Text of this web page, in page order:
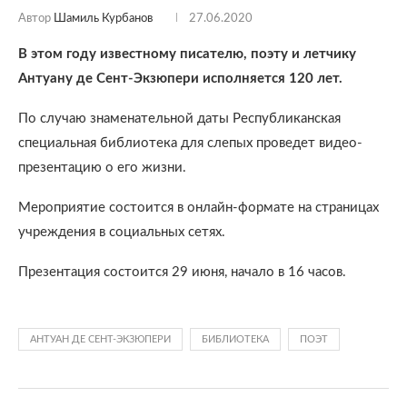
Автор Шамиль Курбанов 27.06.2020
В этом году известному писателю, поэту и летчику
Антуану де Сент-Экзюпери исполняется 120 лет.
По случаю знаменательной даты Республиканская
специальная библиотека для слепых проведет видео-
презентацию о его жизни.
Мероприятие состоится в онлайн-формате на страницах
учреждения в социальных сетях.
Презентация состоится 29 июня, начало в 16 часов.
АНТУАН ДЕ СЕНТ-ЭКЗЮПЕРИ БИБЛИОТЕКА ПОЭТ